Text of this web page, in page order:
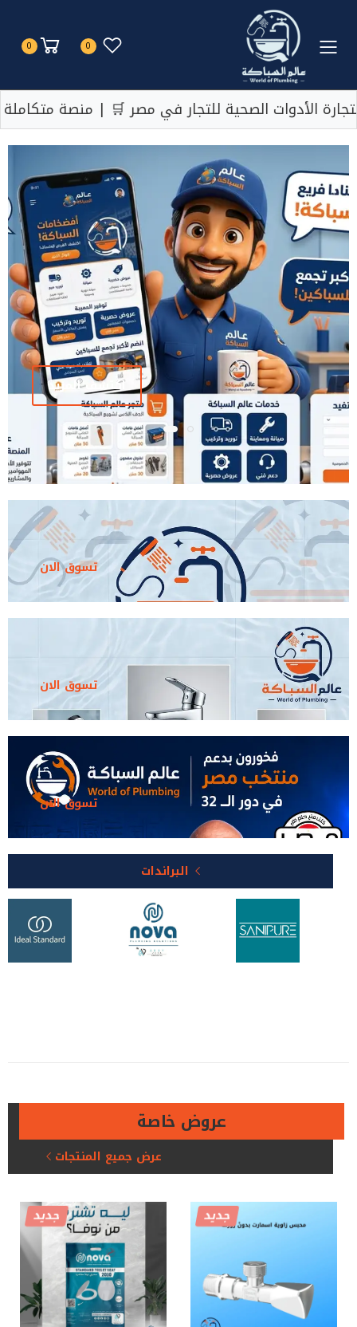
Toggle mobile menu
0
0
للتجار في مصر 🛒 | منصة متكاملة لجميع
اكتشف المزيد
تسوق الان
تسوق الان
تسوق الان
البراندات
عروض خاصة
عرض جميع المنتجات
جديد جديد